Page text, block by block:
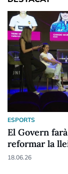
ESPORTS
El Govern
reformar la
18.06.26